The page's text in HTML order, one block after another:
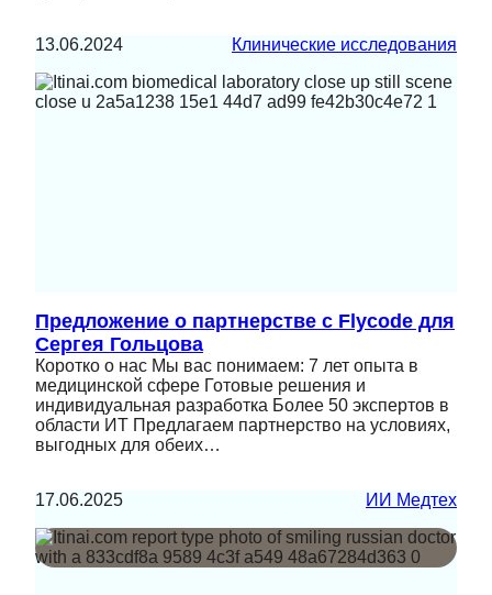
13.06.2024 Клинические исследования
Предложение о партнерстве с Flycode для
Сергея Гольцова
Коротко о нас Мы вас понимаем: 7 лет опыта в
медицинской сфере Готовые решения и
индивидуальная разработка Более 50 экспертов в
области ИТ Предлагаем партнерство на условиях,
выгодных для обеих…
17.06.2025 ИИ Медтех